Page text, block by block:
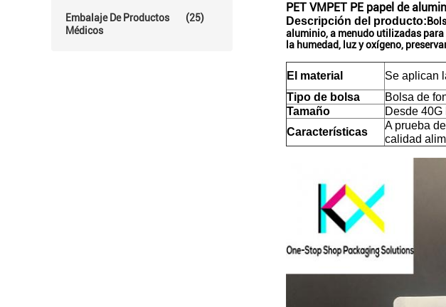
Embalaje De Productos
Médicos
(25)
PET VMPET PE papel de
Descripción del producto:
aluminio, a menudo utilizadas para
la humedad, luz y oxígeno,
El material Se aplican
Tipo de bolsa
Bolsa de
Tamaño
Desde 40G
Características
A prueba
calidad